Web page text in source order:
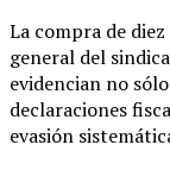
La compra de
general del
evidencian no
declaraciones
evasión